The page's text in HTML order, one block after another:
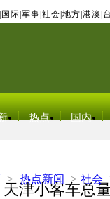
国际 军事 社会 地方 港澳
热点 国内
> 热点新闻 > 社会
天津小客车总